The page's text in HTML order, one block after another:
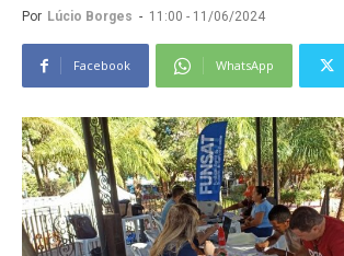
Por Lúcio Borges - 11:00 - 11/06/2024
Facebook WhatsApp